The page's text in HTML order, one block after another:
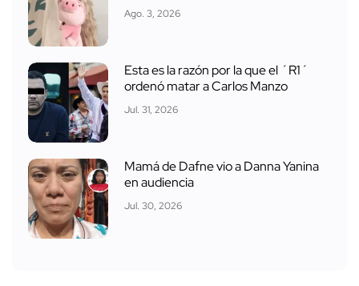
Ago. 3, 2026
Esta es la razón por la que el ´R1´
ordenó matar a Carlos Manzo
Jul. 31, 2026
Mamá de Dafne vio a Danna Yanina
en audiencia
Jul. 30, 2026